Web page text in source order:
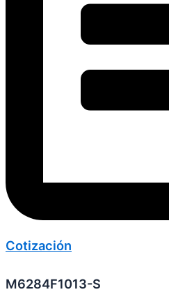
Cotización
M6284F1013-S